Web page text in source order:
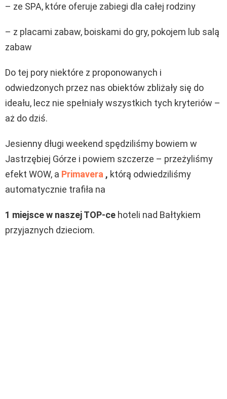
– ze SPA, które oferuje zabiegi dla całej rodziny
– z placami zabaw, boiskami do gry, pokojem lub salą
zabaw
Do tej pory niektóre z proponowanych i
odwiedzonych przez nas obiektów zbliżały się do
ideału, lecz nie spełniały wszystkich tych kryteriów –
aż do dziś.
Jesienny długi weekend spędziliśmy bowiem w
Jastrzębiej Górze i powiem szczerze – przeżyliśmy
efekt WOW, a Primavera , którą odwiedziliśmy
automatycznie trafiła na
1 miejsce w naszej TOP-ce hoteli nad Bałtykiem
przyjaznych dzieciom.